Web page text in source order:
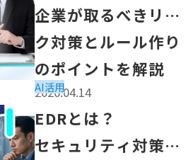
2026.04.14
企業が取るべきリス
ク対策とルール作り
のポイントを解説
AI活用
なる技術の基本と導入メリット」
EDRとは？
セキュリティ対策の